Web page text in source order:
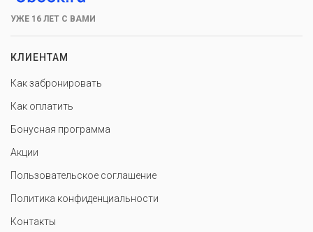
УЖЕ 16 ЛЕТ С ВАМИ
КЛИЕНТАМ
Как забронировать
Как оплатить
Бонусная программа
Акции
Пользовательское соглашение
Политика конфиденциальности
Контакты